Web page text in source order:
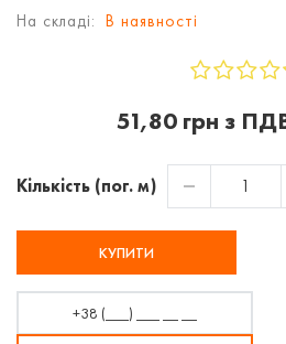
На складі: В наявності
51,80 грн з
Кількість (пог. м)
КУПИТИ